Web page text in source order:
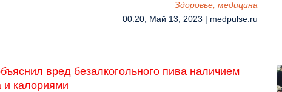
Здоровье, медицина
00:20, Май 13, 2023 | medpulse.ru
вред безалкогольного пива наличием
и калориями